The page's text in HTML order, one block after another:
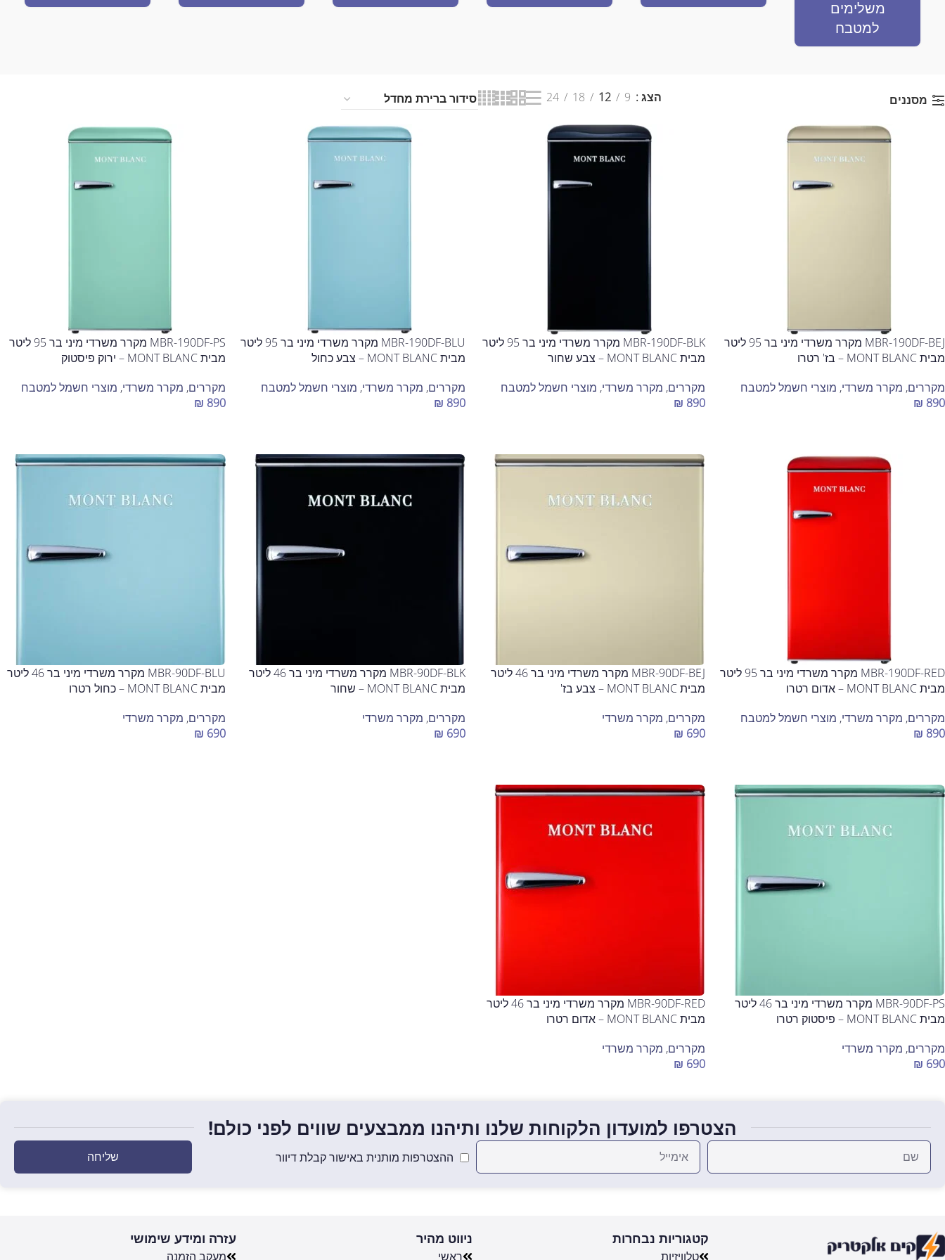
משלימים
למטבח
מסננים הצג 9
12
18
24
MBR-190DF-BEJ מקרר משרדי מיני בר 95 ליטר
מבית MONT BLANC – בז' רטרו
מקררים, מקרר משרדי, מוצרי חשמל למטבח
₪ 890
MBR-190DF-BLK מקרר משרדי מיני בר 95 ליטר
מבית MONT BLANC – צבע שחור
מקררים, מקרר משרדי, מוצרי חשמל למטבח
₪ 890
MBR-190DF-BLU מקרר משרדי מיני בר 95 ליטר
מבית MONT BLANC – צבע כחול
מקררים, מקרר משרדי, מוצרי חשמל למטבח
₪ 890
MBR-190DF-PS מקרר משרדי מיני בר 95 ליטר
מבית MONT BLANC – ירוק פיסטוק
מקררים, מקרר משרדי, מוצרי חשמל למטבח
₪ 890
MBR-190DF-RED מקרר משרדי מיני בר 95 ליטר
מבית MONT BLANC – אדום רטרו
מקררים, מקרר משרדי, מוצרי חשמל למטבח
₪ 890
MBR-90DF-BEJ מקרר משרדי מיני בר 46 ליטר
מבית MONT BLANC – צבע בז'
מקררים, מקרר משרדי
₪ 690
MBR-90DF-BLK מקרר משרדי מיני בר 46 ליטר
מבית MONT BLANC – שחור
מקררים, מקרר משרדי
₪ 690
MBR-90DF-BLU מקרר משרדי מיני בר 46 ליטר
מבית MONT BLANC – כחול רטרו
מקררים, מקרר משרדי
₪ 690
MBR-90DF-PS מקרר משרדי מיני בר 46 ליטר
מבית MONT BLANC – פיסטוק רטרו
מקררים, מקרר משרדי
₪ 690
MBR-90DF-RED מקרר משרדי מיני בר 46 ליטר
מבית MONT BLANC – אדום רטרו
מקררים, מקרר משרדי
₪ 690
הצטרפו למועדון הלקוחות שלנו ותיהנו ממבצעים שווים לפני כולם!
ההצטרפות מותנית באישור קבלת דיוור שליחה
קטגוריות נבחרות
טלוויזיות
ניווט מהיר
ראשי
עזרה ומידע שימושי
מעקב הזמנה